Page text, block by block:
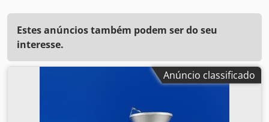
Estes anúncios também podem ser do seu
interesse.
Anúncio classificado